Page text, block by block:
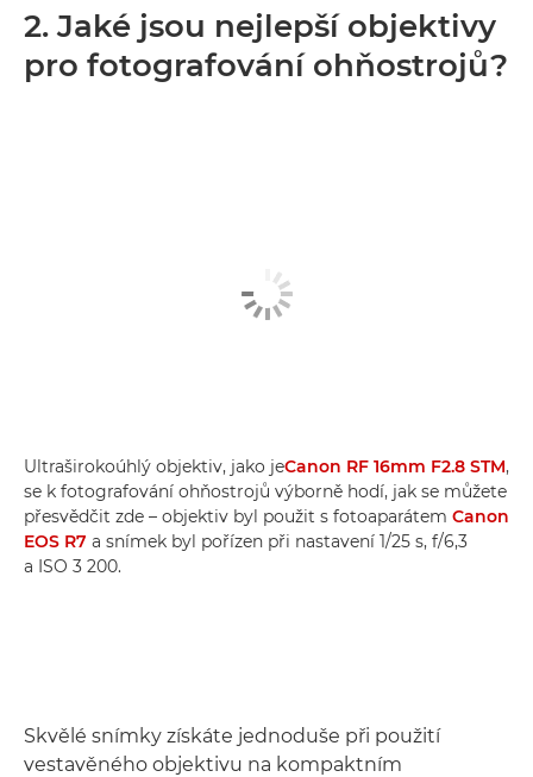
2. Jaké jsou nejlepší objektivy
pro fotografování ohňostrojů?
Ultraširokoúhlý objektiv, jako jeCanon RF 16mm F2.8 STM,
se k fotografování ohňostrojů výborně hodí, jak se můžete
přesvědčit zde – objektiv byl použit s fotoaparátem Canon
EOS R7 a snímek byl pořízen při nastavení 1/25 s, f/6,3
a ISO 3 200.
Skvělé snímky získáte jednoduše při použití
vestavěného objektivu na kompaktním